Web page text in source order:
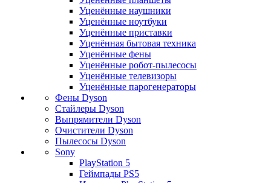
Уценённые наушники
Уценённые ноутбуки
Уценённые приставки
Уценённая бытовая техника
Уценённые фены
Уценённые робот-пылесосы
Уценённые телевизоры
Уценённые парогенераторы
Фены Dyson
Стайлеры Dyson
Выпрямители Dyson
Очистители Dyson
Пылесосы Dyson
Sony
PlayStation 5
Геймпады PS5